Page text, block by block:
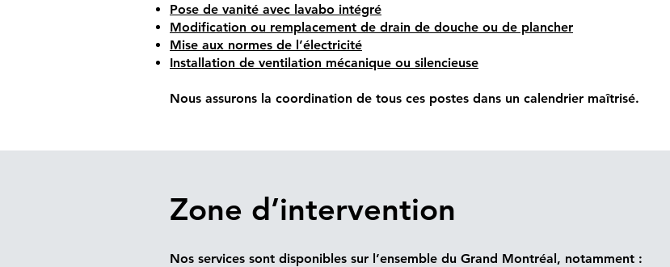
Pose de vanité avec lavabo intégré
Modification ou remplacement de drain de douche ou de plancher
Mise aux normes de l’électricité
Installation de ventilation mécanique ou silencieuse
Nous assurons la coordination de tous ces postes dans un calendrier maîtrisé.
Zone d’intervention
Nos services sont disponibles sur l’ensemble du Grand Montréal, notamment :